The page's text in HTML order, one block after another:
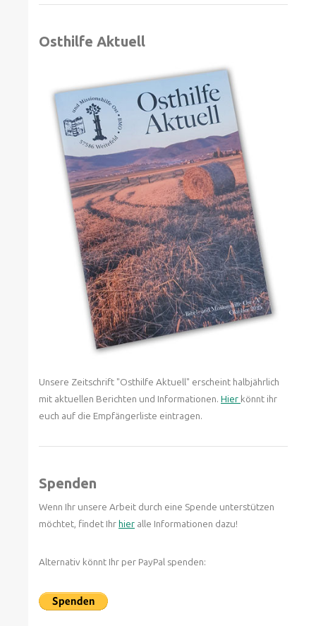
Osthilfe Aktuell
Unsere Zeitschrift "Osthilfe Aktuell" erscheint halbjährlich
mit aktuellen Berichten und Informationen. Hier könnt ihr
euch auf die Empfängerliste eintragen.
Spenden
Wenn Ihr unsere Arbeit durch eine Spende unterstützen
möchtet, findet Ihrhier alle Informationen dazu!
Alternativ könnt Ihr per PayPal spenden: